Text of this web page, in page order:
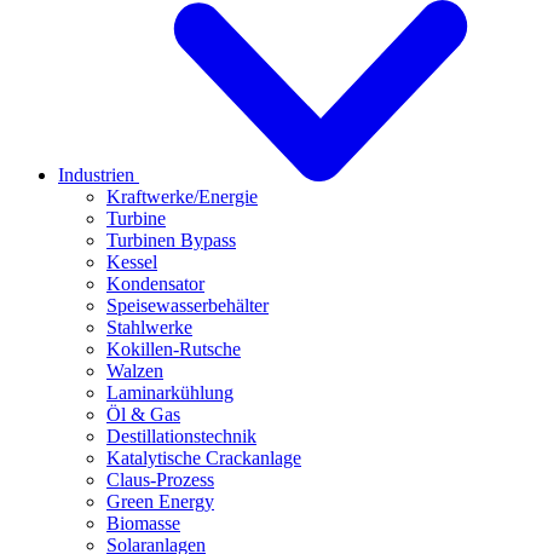
Industrien
Kraftwerke/Energie
Turbine
Turbinen Bypass
Kessel
Kondensator
Speisewasserbehälter
Stahlwerke
Kokillen-Rutsche
Walzen
Laminarkühlung
Öl & Gas
Destillationstechnik
Katalytische Crackanlage
Claus-Prozess
Green Energy
Biomasse
Solaranlagen